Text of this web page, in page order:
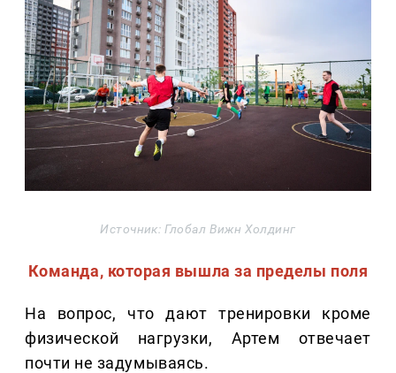
Источник: Глобал Вижн Холдинг
Команда, которая вышла за пределы поля
На вопрос, что дают тренировки кроме
физической нагрузки, Артем отвечает
почти не задумываясь.